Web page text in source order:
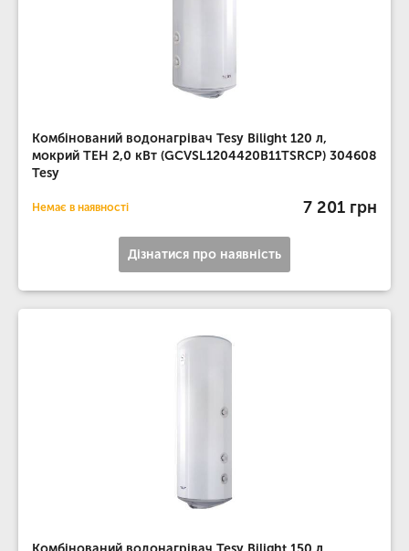
Комбінований водонагрівач Tesy Bilight 120 л,
мокрий ТЕН 2,0 кВт (GCVSL1204420B11TSRCP) 304608
Tesy
Немає в наявності 7 201 грн
Дізнатися про наявність